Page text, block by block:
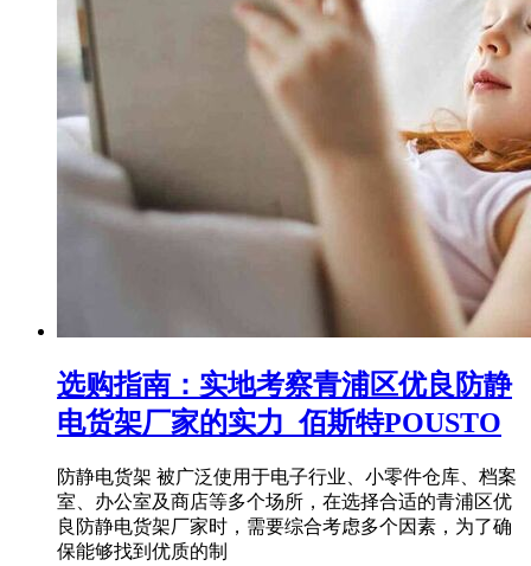
选购指南：实地考察青浦区优良防静
电货架厂家的实力_佰斯特POUSTO
防静电货架 被广泛使用于电子行业、小零件仓库、档案
室、办公室及商店等多个场所，在选择合适的青浦区优
良防静电货架厂家时，需要综合考虑多个因素，为了确
保能够找到优质的制